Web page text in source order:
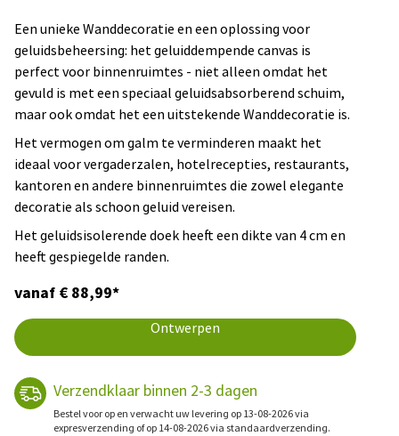
Een unieke Wanddecoratie en een oplossing voor
geluidsbeheersing: het geluiddempende canvas is
perfect voor binnenruimtes - niet alleen omdat het
gevuld is met een speciaal geluidsabsorberend schuim,
maar ook omdat het een uitstekende Wanddecoratie is.
Het vermogen om galm te verminderen maakt het
ideaal voor vergaderzalen, hotelrecepties, restaurants,
kantoren en andere binnenruimtes die zowel elegante
decoratie als schoon geluid vereisen.
Het geluidsisolerende doek heeft een dikte van 4 cm en
heeft gespiegelde randen.
vanaf € 88,99*
Ontwerpen
Verzendklaar binnen 2-3 dagen
Bestel voor op en verwacht uw levering op 13-08-2026 via
expresverzending of op 14-08-2026 via standaardverzending.